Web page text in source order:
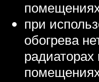
при
обогрева
радиаторах